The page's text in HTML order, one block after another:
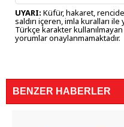
UYARI: Küfür, hakaret,
saldırı içeren, imla kuralları ile
Türkçe karakter
yorumlar onaylanmamaktadır.
BENZER HABERLER